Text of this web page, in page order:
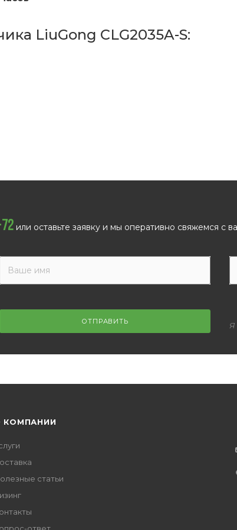
LiuGong CLG2035A-S:
или оставьте заявку и мы оперативно свяжемся с
ОТПРАВИТЬ Я
КОМПАНИИ
статьи